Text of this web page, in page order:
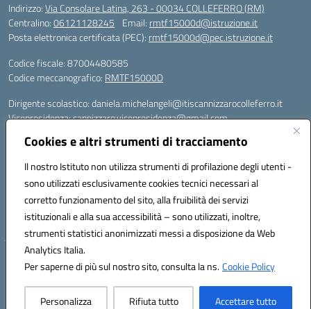
Cookies e altri strumenti di tracciamento
Il nostro Istituto non utilizza strumenti di profilazione degli utenti -
sono utilizzati esclusivamente cookies tecnici necessari al
corretto funzionamento del sito, alla fruibilità dei servizi
istituzionali e alla sua accessibilità – sono utilizzati, inoltre,
strumenti statistici anonimizzati messi a disposizione da Web
Analytics Italia.
Per saperne di più sul nostro sito, consulta la ns.Cookie Policy
Personalizza Rifiuta tutto Accettare tutto
Indirizzo:Via Consolare Latina, 263 - 00034 COLLEFERRO (RM)
Centralino:06121128245 Email: rmtf15000d@istruzione.it
Posta elettronica certificata (PEC): rmtf15000d@pec.istruzione.it
Codice fiscale: 87004480585
Codice meccanografico: RMTF15000D
Dirigente scolastico: daniela.michelangeli@itiscannizzarocolleferro.it
Vicepresidenza: cannizzaro.vicepresidenza@gmail.com
Supporto piattaforme DDI (creazione account e rigenerazione credenziali)
supporto_gsuite@itiscannizzarocolleferro.it
Microsoft Office 365 (Teams):
supporto_office365@cannizzaro.onmicrosoft.com
Hosting & Powered by 3D Solution S.r.l.
Concept & Design by Designers Italia